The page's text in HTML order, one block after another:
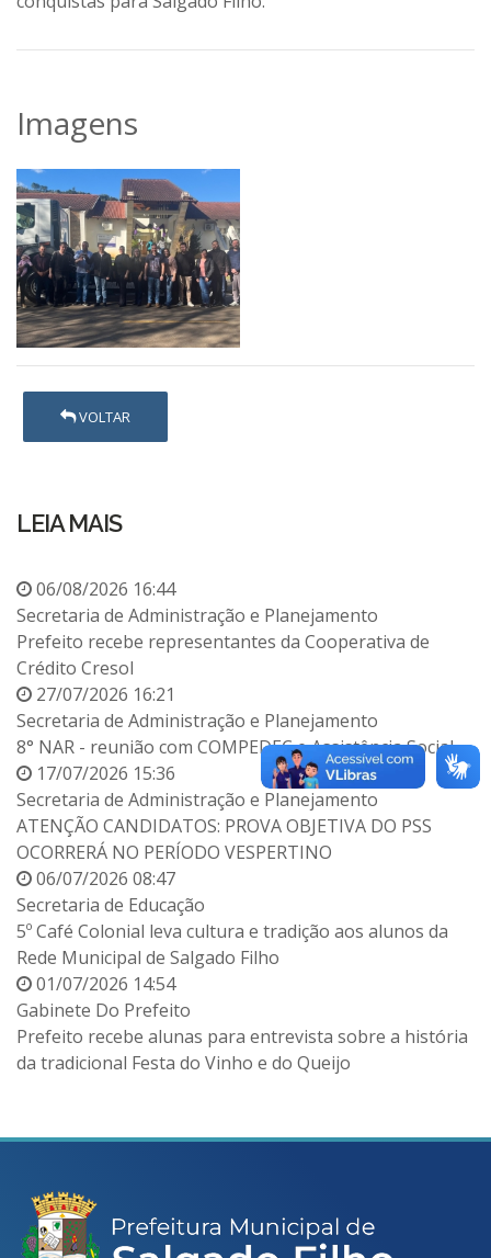
Imagens
VOLTAR
LEIA MAIS
06/08/2026 16:44
Secretaria de Administração e Planejamento
Prefeito recebe representantes da Cooperativa de
Crédito Cresol
27/07/2026 16:21
Secretaria de Administração e Planejamento
8° NAR - reunião com COMPEDEC e Assistência Social
17/07/2026 15:36
Secretaria de Administração e Planejamento
ATENÇÃO CANDIDATOS: PROVA OBJETIVA DO PSS
OCORRERÁ NO PERÍODO VESPERTINO
06/07/2026 08:47
Secretaria de Educação
5º Café Colonial leva cultura e tradição aos alunos da
Rede Municipal de Salgado Filho
01/07/2026 14:54
Gabinete Do Prefeito
Prefeito recebe alunas para entrevista sobre a história
da tradicional Festa do Vinho e do Queijo